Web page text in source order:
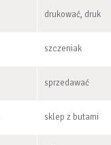
drukować, druk
szczeniak
sprzedawać
sklep z butami